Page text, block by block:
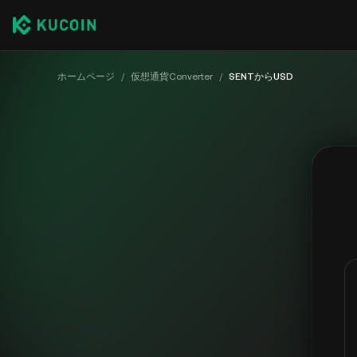
ホームページ / 仮想通貨Converter / SENTからUSD